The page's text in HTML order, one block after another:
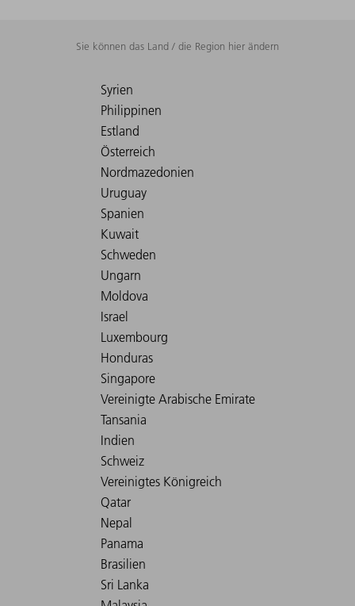
Sie können das Land / die Region hier ändern